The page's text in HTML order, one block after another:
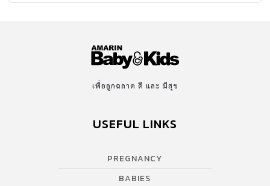
เพื่อลูกฉลาด ดี และ มีสุข
USEFUL LINKS
PREGNANCY
BABIES